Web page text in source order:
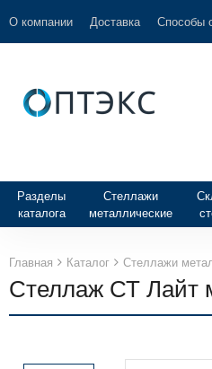
О компании Доставка Способы
Разделы
каталога
Стеллажи
металлические
Главная Каталог Стеллажи
Стеллаж СТ Лайт